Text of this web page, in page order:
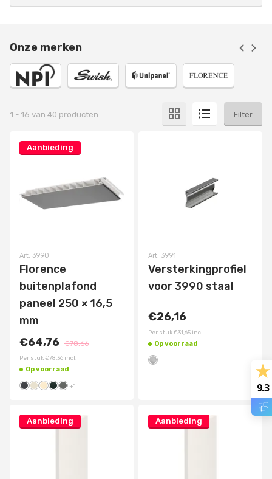
Onze merken
1 - 16 van 40 producten Filter
Aanbieding
Art. 3990
Florence
buitenplafond
paneel 250 × 16,5
mm
€64,76 €78,66
Per stuk€78,36 incl.
Op voorraad
+1
Art. 3991
Versterkingprofiel
voor 3990 staal
€26,16
Per stuk€31,65 incl.
Op voorraad
Aanbieding Aanbieding
9.3